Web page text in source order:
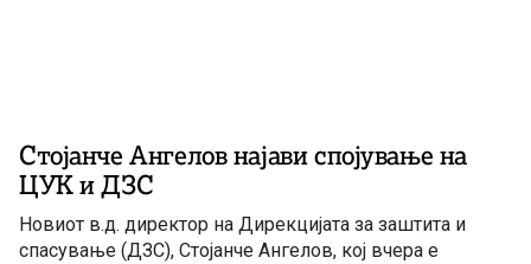
Стојанче Ангелов најави спојување на
ЦУК и ДЗС
Новиот в.д. директор на Дирекцијата за заштита и
спасување (ДЗС), Стојанче Ангелов, кој вчера е